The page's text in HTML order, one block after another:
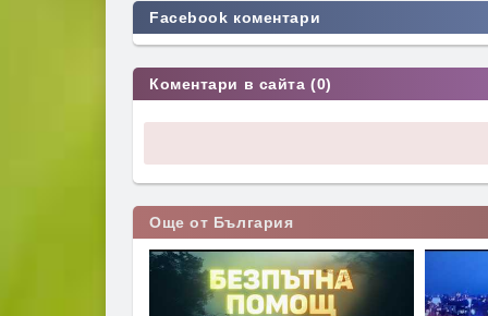
Facebook коментари
Коментари в сайта (0)
Още от България